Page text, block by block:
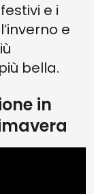
e i
e
bella.
in